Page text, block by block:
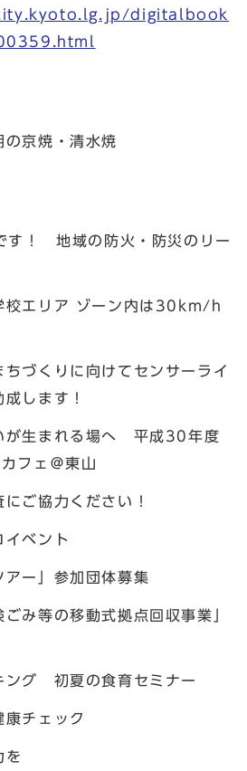
digitalbook
京焼・清水焼
！ 地域の防火・防災のリー
校エリア ゾーン内は30km/h
づくりに向けてセンサーライ
します！
が生まれる場へ 平成30年度
フェ＠東山
ご協力ください！
ベント
ー」参加団体募集
み等の移動式拠点回収事業」
ング 初夏の食育セミナー
チェック
を